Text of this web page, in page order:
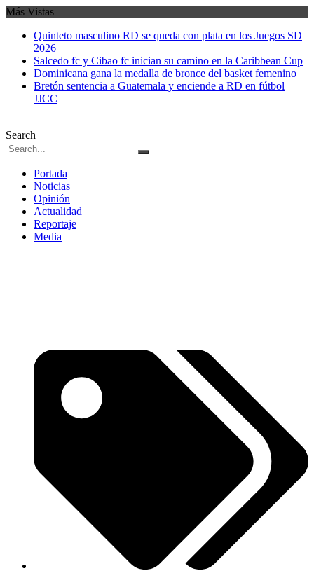
Más Vistas
Quinteto masculino RD se queda con plata en los Juegos SD
2026
Salcedo fc y Cibao fc inician su camino en la Caribbean Cup
Dominicana gana la medalla de bronce del basket femenino
Bretón sentencia a Guatemala y enciende a RD en fútbol
JJCC
Search
Portada
Noticias
Opinión
Actualidad
Reportaje
Media